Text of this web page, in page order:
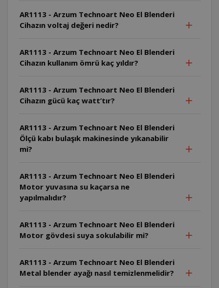
AR1113 - Arzum Technoart Neo El Blenderi
Cihazın voltaj değeri nedir?
AR1113 - Arzum Technoart Neo El Blenderi
Cihazın kullanım ömrü kaç yıldır?
AR1113 - Arzum Technoart Neo El Blenderi
Cihazın gücü kaç watt’tır?
AR1113 - Arzum Technoart Neo El Blenderi
Ölçü kabı bulaşık makinesinde yıkanabilir
mi?
AR1113 - Arzum Technoart Neo El Blenderi
Motor yuvasına su kaçarsa ne
yapılmalıdır?
AR1113 - Arzum Technoart Neo El Blenderi
Motor gövdesi suya sokulabilir mi?
AR1113 - Arzum Technoart Neo El Blenderi
Metal blender ayağı nasıl temizlenmelidir?